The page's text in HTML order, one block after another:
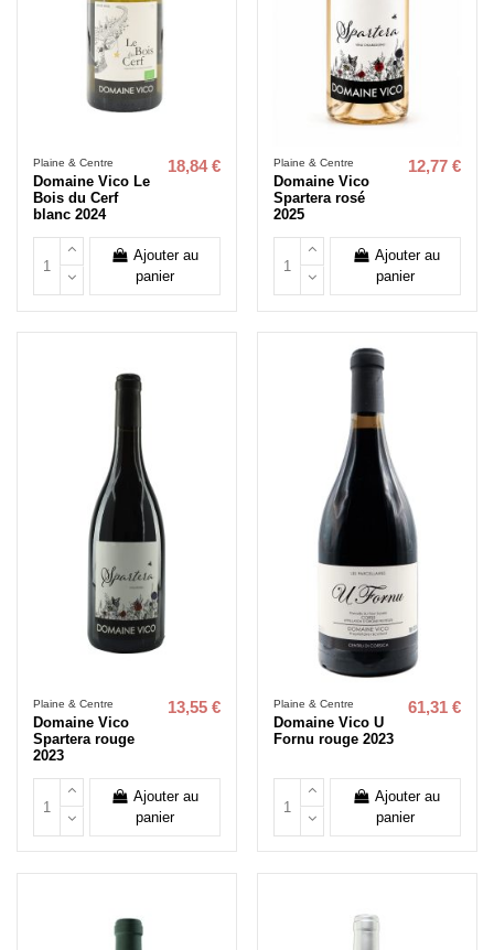
Plaine & Centre
Domaine Vico Le
Bois du Cerf
blanc 2024
18,84 €
Ajouter au
panier
Plaine & Centre
Domaine Vico
Spartera rosé
2025
12,77 €
Ajouter au
panier
Plaine & Centre
Domaine Vico
Spartera rouge
2023
13,55 €
Ajouter au
panier
Plaine & Centre
Domaine Vico U
Fornu rouge 2023
61,31 €
Ajouter au
panier